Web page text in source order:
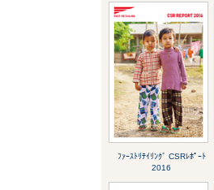
ﾌｧｰｽﾄﾘﾃｲﾘﾝｸﾞ CSRﾚﾎﾟｰﾄ
2016